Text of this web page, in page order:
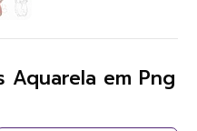
Aquarela em Png